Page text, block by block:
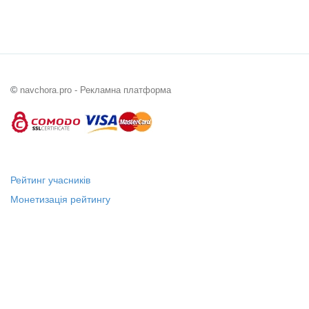
© navchora.pro - Рекламна платформа
Рейтинг учасників
Монетизація рейтингу